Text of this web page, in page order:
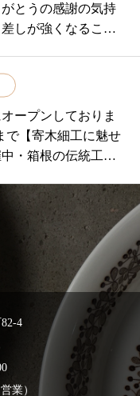
とうの感謝の気持
しが強くなるこれ
み日傘」「ひんや
」をご紹介いたし
ミシンの折りたた
の生地の縁にあし
傘！・二段式なの
共布の袋に入れて
ます・日中ご使用
長傘のようにまと
が可能でとても便利
いて上品なデザイ
を問わず様々なお洋
ただけますよ・UV
約93%黒が約94%
してくれますprice
「ひんやりアーム
ープンしておりま
で【寄木細工に魅せ
・箱根の伝統工芸
介いたします・・
。。。日々の食卓
。ひとつひとつが1
雪もちらちらして
店の際はお足元お気
くださいませ！・#
#ユーカリ荘#yukari
イルショップ#セレ
雑貨#雑貨屋#島根旅
#旅#OTAMOKKO#
4
業）